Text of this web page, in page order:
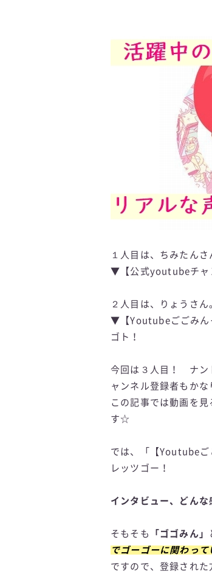
１人目は、ちみたんさ
▼【公式youtubeチャ
２人目は、りょうさん
▼【Youtubeごごみん
ゴト！
今回は３人目！ ナ
ャンネル登録者もかな
この記事では動画を
す☆
では、「【Youtubeご
レッツゴー！
インタビュー、どんな
そもそも 「ゴゴみん」
でゴーゴーに関わっ
ですので、登録され